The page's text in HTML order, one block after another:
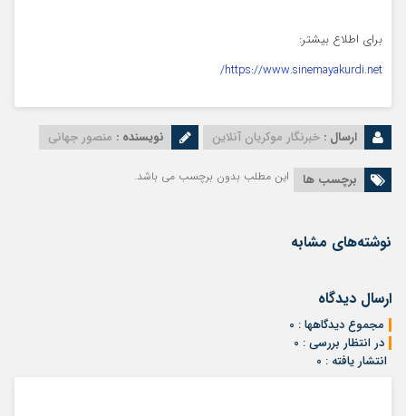
برای اطلاع بیشتر:
https://www.sinemayakurdi.net/
ارسال : خبرنگار موکریان آنلاین نویسنده : منصور جهانی
برچسب ها این مطلب بدون برچسب می باشد.
نوشته‌های مشابه
ارسال دیدگاه
مجموع دیدگاهها : 0
در انتظار بررسی : 0
انتشار یافته : 0